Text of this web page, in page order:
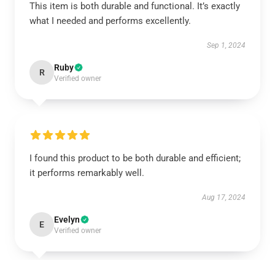
This item is both durable and functional. It’s exactly
what I needed and performs excellently.
Sep 1, 2024
R Ruby
Verified owner
I found this product to be both durable and efficient;
it performs remarkably well.
Aug 17, 2024
E Evelyn
Verified owner